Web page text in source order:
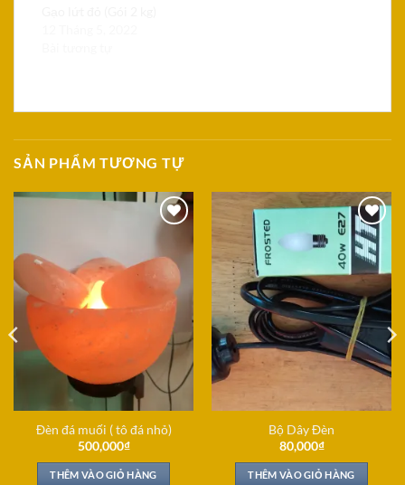
SẢN PHẨM TƯƠNG TỰ
Đèn đá muối ( tô đá nhỏ)
500,000₫
THÊM VÀO GIỎ HÀNG
Add to
Wishlist
Bộ Dây Đèn
80,000₫
THÊM VÀO GIỎ HÀNG